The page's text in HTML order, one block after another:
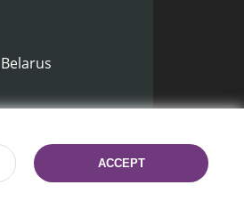
mrsoft.by
ACCEPT